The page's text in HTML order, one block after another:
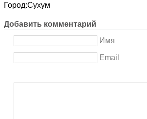
Город:Сухум
Добавить комментарий
Имя
Email